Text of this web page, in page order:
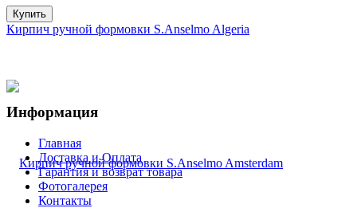
Купить
Кирпич ручной формовки S.Anselmo Algeria
Информация
Главная
Доставка и Оплата
Гарантия и возврат товара
Фотогалерея
Контакты